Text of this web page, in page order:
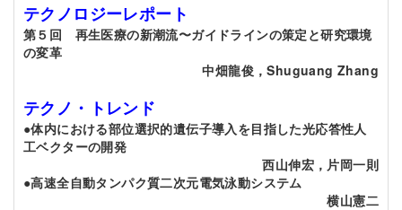
テクノロジーレポート
第５回 再生医療の新潮流〜ガイドラインの策定と研究環境
の変革
中畑龍俊，Shuguang Zhang
テクノ・トレンド
●体内における部位選択的遺伝子導入を目指した光応答性人
工ベクターの開発
西山伸宏，片岡一則
●高速全自動タンパク質二次元電気泳動システム
横山憲二